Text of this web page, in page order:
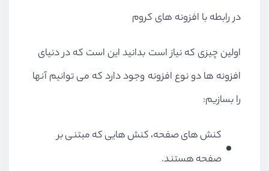
در رابطه با افزونه های کروم
اولین چیزی که نیاز است بدانید این است که در دنیای
افزونه ها دو نوع افزونه وجود دارد که می توانیم آنها
را بسازیم:
کنش های صفحه، کنش هایی که مبتنی بر
صفحه هستند.